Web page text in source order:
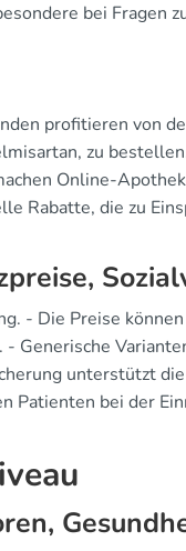
bei Fragen
profitieren von
zu
Online-
Rabatte, die zu
- Die Preise
Generische
unterstützt
Patienten bei der